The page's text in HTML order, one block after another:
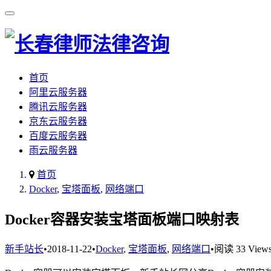
首页
阿里云服务器
腾讯云服务器
京东云服务器
百度云服务器
雨云服务器
首页
Docker, 宝塔面板, 网络端口
Docker容器安装宝塔面板端口映射表
新手站长•2018-11-22•Docker, 宝塔面板, 网络端口 •阅读 33